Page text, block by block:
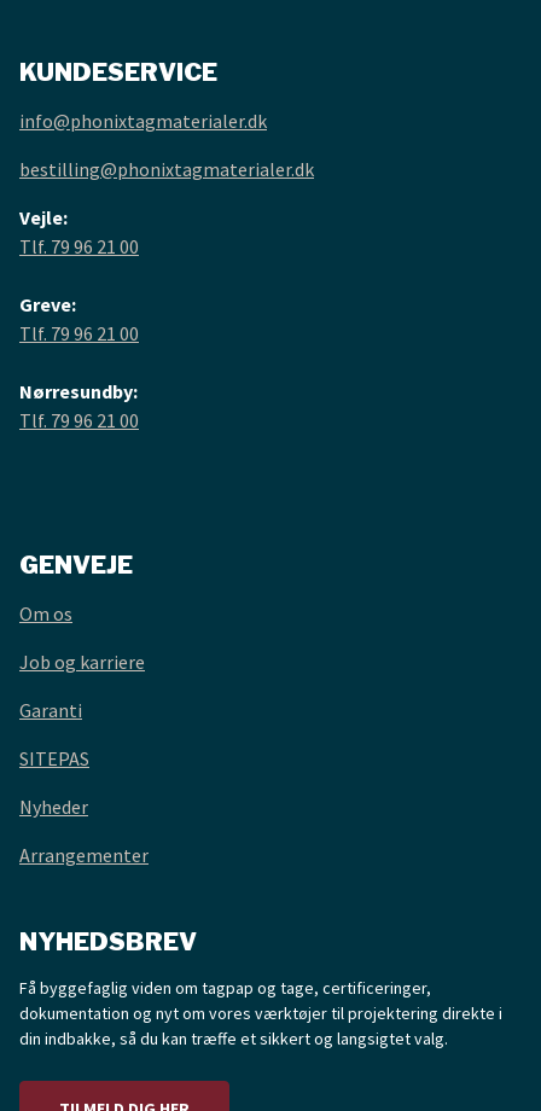
KUNDESERVICE
info@phonixtagmaterialer.dk
bestilling@phonixtagmaterialer.dk
Vejle:
Tlf. 79 96 21 00
Greve:
Tlf. 79 96 21 00
Nørresundby:
Tlf. 79 96 21 00
GENVEJE
Om os
Job og karriere
Garanti
SITEPAS
Nyheder
Arrangementer
NYHEDSBREV
Få byggefaglig viden om tagpap og tage, certificeringer,
dokumentation og nyt om vores værktøjer til projektering direkte i
din indbakke, så du kan træffe et sikkert og langsigtet valg.